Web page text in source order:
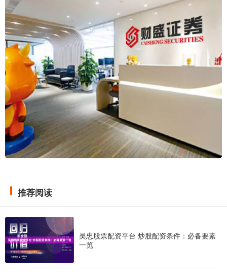
推荐阅读
吴忠股票配资平台 炒股配资条件：必备要素
一览